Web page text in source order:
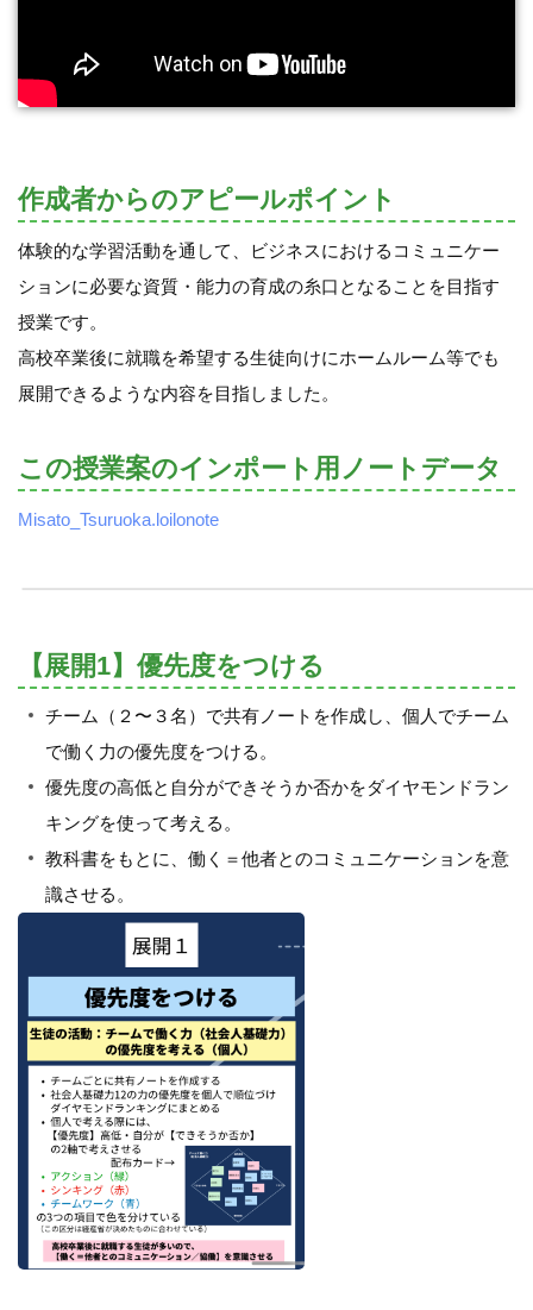
作成者からのアピールポイント
体験的な学習活動を通して、ビジネスにおけるコミュニケー
ションに必要な資質・能力の育成の糸口となることを目指す
授業です。
高校卒業後に就職を希望する生徒向けにホームルーム等でも
展開できるような内容を目指しました。
この授業案のインポート用ノートデータ
Misato_Tsuruoka.loilonote
【展開1】優先度をつける
チーム（２〜３名）で共有ノートを作成し、個人でチーム
で働く力の優先度をつける。
優先度の高低と自分ができそうか否かをダイヤモンドラン
キングを使って考える。
教科書をもとに、働く＝他者とのコミュニケーションを意
識させる。